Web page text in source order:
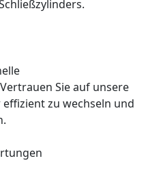
Sie auf unsere
zu wechseln und